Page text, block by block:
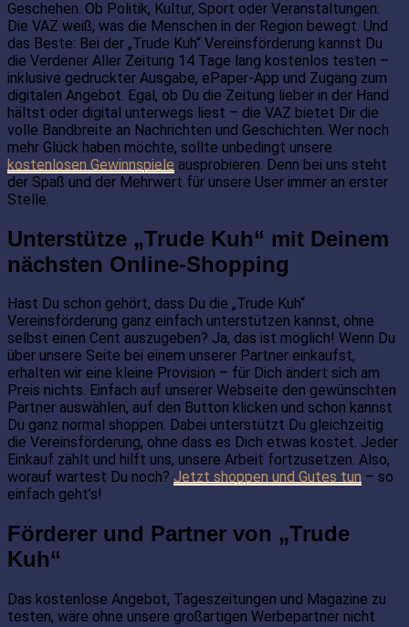
Geschehen. Ob Politik, Kultur, Sport oder Veranstaltungen:
Die VAZ weiß, was die Menschen in der Region bewegt. Und
das Beste: Bei der „Trude Kuh“ Vereinsförderung kannst Du
die Verdener Aller Zeitung 14 Tage lang kostenlos testen –
inklusive gedruckter Ausgabe, ePaper-App und Zugang zum
digitalen Angebot. Egal, ob Du die Zeitung lieber in der Hand
hältst oder digital unterwegs liest – die VAZ bietet Dir die
volle Bandbreite an Nachrichten und Geschichten. Wer noch
mehr Glück haben möchte, sollte unbedingt unsere
kostenlosen Gewinnspiele ausprobieren. Denn bei uns steht
der Spaß und der Mehrwert für unsere User immer an erster
Stelle.
Unterstütze „Trude Kuh“ mit Deinem
nächsten Online-Shopping
Hast Du schon gehört, dass Du die „Trude Kuh“
Vereinsförderung ganz einfach unterstützen kannst, ohne
selbst einen Cent auszugeben? Ja, das ist möglich! Wenn Du
über unsere Seite bei einem unserer Partner einkaufst,
erhalten wir eine kleine Provision – für Dich ändert sich am
Preis nichts. Einfach auf unserer Webseite den gewünschten
Partner auswählen, auf den Button klicken und schon kannst
Du ganz normal shoppen. Dabei unterstützt Du gleichzeitig
die Vereinsförderung, ohne dass es Dich etwas kostet. Jeder
Einkauf zählt und hilft uns, unsere Arbeit fortzusetzen. Also,
worauf wartest Du noch? Jetzt shoppen und Gutes tun – so
einfach geht’s!
Förderer und Partner von „Trude
Kuh“
Das kostenlose Angebot, Tageszeitungen und Magazine zu
testen, wäre ohne unsere großartigen Werbepartner nicht